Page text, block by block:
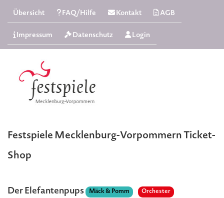
Übersicht FAQ/Hilfe Kontakt AGB
Impressum Datenschutz Login
Festspiele Mecklenburg-Vorpommern Ticket-
Shop
Der Elefantenpups Mäck & Pomm Orchester